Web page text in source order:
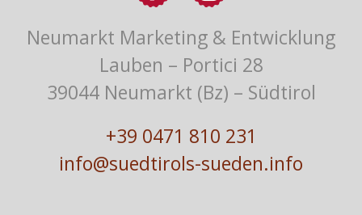
Neumarkt Marketing & Entwicklung
Lauben – Portici 28
39044 Neumarkt (Bz) – Südtirol
+39 0471 810 231
info@suedtirols-sueden.info